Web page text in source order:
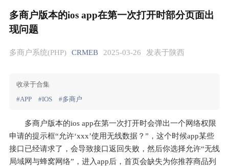
多商户版本的ios app在第一次打开时部分页面出
现问题
多商户系统(PHP) CRMEB 2025-03-26 发表于陕西
收录于合集
#APP
#IOS #多商户
多商户版本的ios app在第一次打开时会弹出一个网络权限
申请的提示框“允许‘xxx’使用无线数据？”，这个时候app某些
接口已经请求了，会导致接口返回失败，然后你选择允许“无线
局域网与蜂窝网络”，进入app后，首页会缺失为你推荐商品列